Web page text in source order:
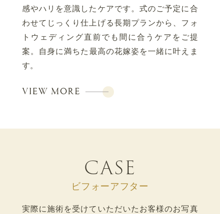
感やハリを意識したケアです。式のご予定に合
わせてじっくり仕上げる長期プランから、フォ
トウェディング直前でも間に合うケアをご提
案。
自身に満ちた最高の花嫁姿を一緒に叶えま
す。
VIEW MORE
CASE
ビフォーアフター
実際に施術を受けていただいたお客様のお写真